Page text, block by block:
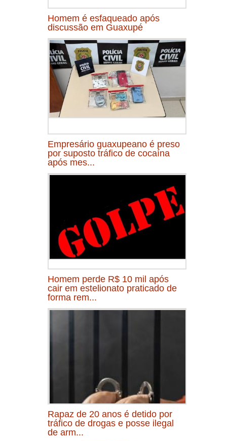
Homem é esfaqueado após
discussão em Guaxupé
Empresário guaxupeano é preso
por suposto tráfico de cocaína
após mes...
Homem perde R$ 10 mil após
cair em estelionato praticado de
forma rem...
Rapaz de 20 anos é detido por
tráfico de drogas e posse ilegal
de arm...